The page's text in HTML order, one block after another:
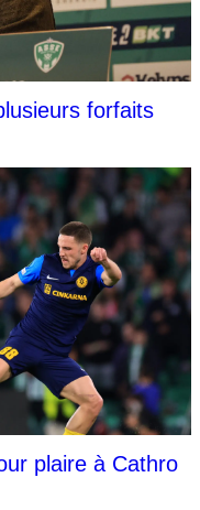
forfaits
plaire à Cathro